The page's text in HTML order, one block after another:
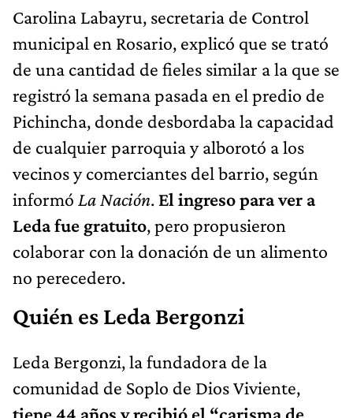
Carolina Labayru, secretaria de Control
municipal en Rosario, explicó que se trató
de una cantidad de fieles similar a la que se
registró la semana pasada en el predio de
Pichincha, donde desbordaba la capacidad
de cualquier parroquia y alborotó a los
vecinos y comerciantes del barrio, según
informó La Nación. El ingreso para ver a
Leda fue gratuito, pero propusieron
colaborar con la donación de un alimento
no perecedero.
Quién es Leda Bergonzi
Leda Bergonzi, la fundadora de la
comunidad de Soplo de Dios Viviente,
tiene 44 años y recibió el “carisma de